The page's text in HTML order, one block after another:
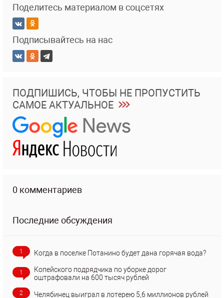
Поделитесь материалом в соцсетях
Подписывайтесь на нас
ПОДПИШИСЬ, ЧТОБЫ НЕ ПРОПУСТИТЬ
САМОЕ АКТУАЛЬНОЕ
0 комментариев
Последние обсуждения
1 Когда в поселке Потанино будет дана горячая вода?
1
Копейского подрядчика по уборке дорог
оштрафовали на 600 тысяч рублей
2 Челябинец выиграл в лотерею 5,6 миллионов рублей